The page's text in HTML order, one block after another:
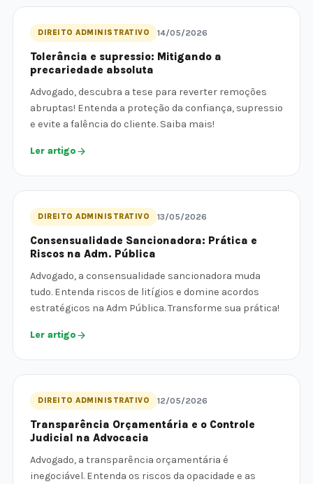
DIREITO ADMINISTRATIVO 14/05/2026
Tolerância e supressio: Mitigando a
precariedade absoluta
Advogado, descubra a tese para reverter remoções
abruptas! Entenda a proteção da confiança, supressio
e evite a falência do cliente. Saiba mais!
Ler artigo
DIREITO ADMINISTRATIVO 13/05/2026
Consensualidade Sancionadora: Prática e
Riscos na Adm. Pública
Advogado, a consensualidade sancionadora muda
tudo. Entenda riscos de litígios e domine acordos
estratégicos na Adm Pública. Transforme sua prática!
Ler artigo
DIREITO ADMINISTRATIVO 12/05/2026
Transparência Orçamentária e o Controle
Judicial na Advocacia
Advogado, a transparência orçamentária é
inegociável. Entenda os riscos da opacidade e as